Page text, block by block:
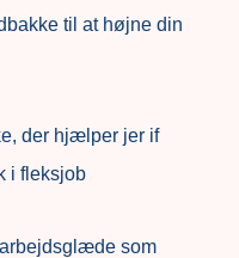
til at højne din
der hjælper jer if
i fleksjob
som